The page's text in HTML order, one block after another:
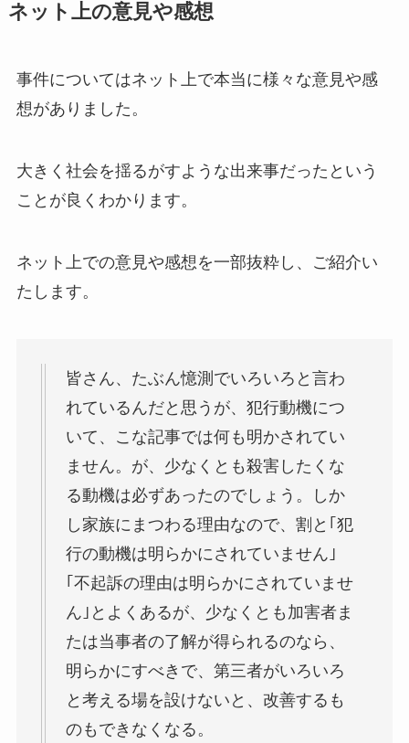
ネット上の意見や感想
事件についてはネット上で本当に様々な意見や感
想がありました。
大きく社会を揺るがすような出来事だったという
ことが良くわかります。
ネット上での意見や感想を一部抜粋し、ご紹介い
たします。
皆さん、たぶん憶測でいろいろと言わ
れているんだと思うが、犯行動機につ
いて、こな記事では何も明かされてい
ません。が、少なくとも殺害したくな
る動機は必ずあったのでしょう。しか
し家族にまつわる理由なので、割と｢犯
行の動機は明らかにされていません｣
｢不起訴の理由は明らかにされていませ
ん｣とよくあるが、少なくとも加害者ま
たは当事者の了解が得られるのなら、
明らかにすべきで、第三者がいろいろ
と考える場を設けないと、改善するも
のもできなくなる。